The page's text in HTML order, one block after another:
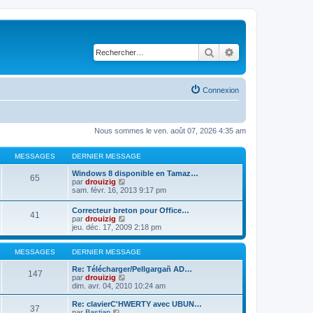
Rechercher
Connexion
Nous sommes le ven. août 07, 2026 4:35 am
MESSAGES DERNIER MESSAGE
65
Windows 8 disponible en Tamaz…
par drouizig
o
u
l
t
e
r
l
d
e
r
n
i
sam. févr. 16, 2013 9:17 pm
41
Correcteur breton pour Office…
par drouizig
o
n
s
u
l
t
r
l
e
jeu. déc. 17, 2009 2:18 pm
MESSAGES DERNIER MESSAGE
147
Re: Télécharger/Pellgargañ AD…
par drouizig
o
n
s
dim. avr. 04, 2010 10:24 am
37
Re: clavierC'HWERTY avec UBUN…